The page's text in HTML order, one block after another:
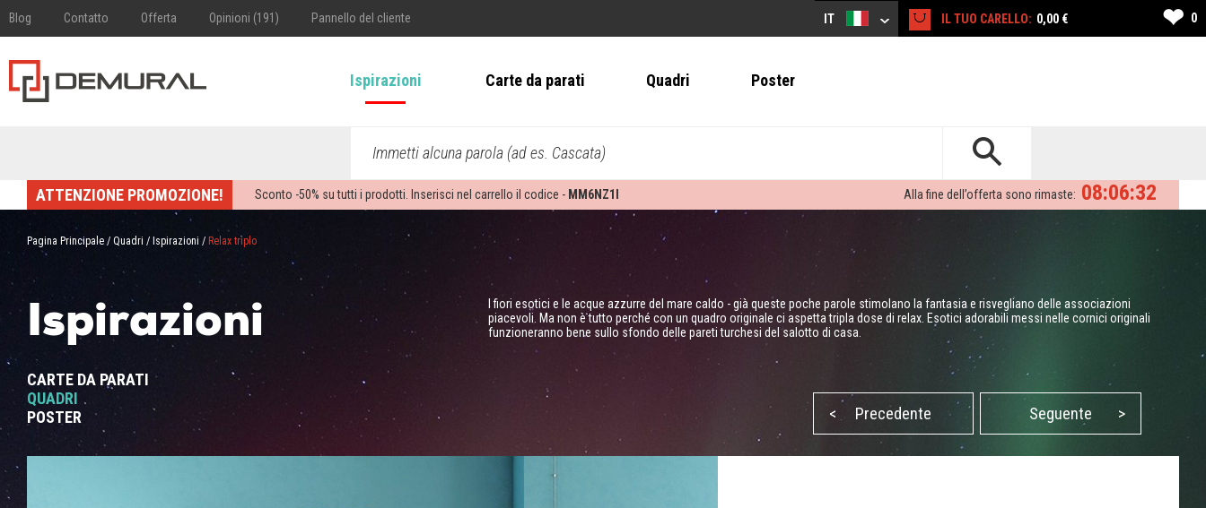
Blog Contatto Offerta Opinioni (191) Pannello del cliente IT IL TUO CARELLO: 0,00 € ❤ 0
Ispirazioni Carte da parati Quadri Poster
Immetti alcuna parola (ad es. Cascata)
ATTENZIONE PROMOZIONE! Sconto -50% su tutti i prodotti. Inserisci nel carrello il codice - MM6NZ1I 08:06:31
Alla fine dell’offerta sono rimaste:
Pagina Principale / Quadri / Ispirazioni / Relax triplo
Ispirazioni
CARTE DA PARATI
QUADRI
POSTER
I fiori esotici e le acque azzurre del mare caldo - già queste poche parole stimolano la fantasia e risvegliano delle associazioni
piacevoli. Ma non è tutto perché con un quadro originale ci aspetta tripla dose di relax. Esotici adorabili messi nelle cornici originali
funzioneranno bene sullo sfondo delle pareti turchesi del salotto di casa.
< Precedente Seguente >